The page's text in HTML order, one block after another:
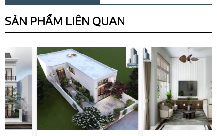
SẢN PHẨM LIÊN QUAN